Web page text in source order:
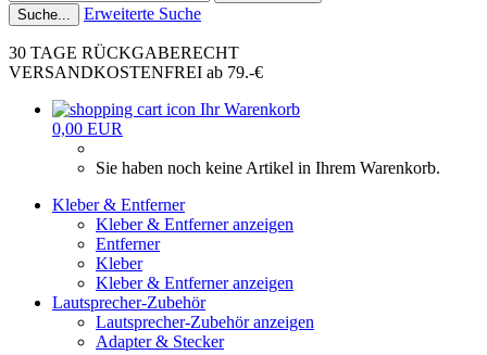
Suche... Erweiterte Suche
30 TAGE RÜCKGABERECHT
VERSANDKOSTENFREI ab 79.-€
Ihr Warenkorb
0,00 EUR
Sie haben noch keine Artikel in Ihrem Warenkorb.
Kleber & Entferner
Kleber & Entferner anzeigen
Entferner
Kleber
Kleber & Entferner anzeigen
Lautsprecher-Zubehör
Lautsprecher-Zubehör anzeigen
Adapter & Stecker